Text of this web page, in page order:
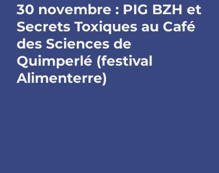
Rodez
Procès
Faucheurs
Volontaires
suite
l’inspection
30 novembre : PIG BZH et
Secrets Toxiques au Café
des Sciences de
Quimperlé (festival
Alimenterre)